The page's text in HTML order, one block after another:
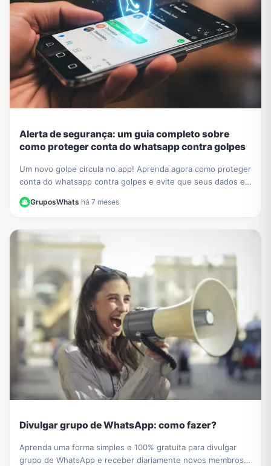
Alerta de segurança: um guia completo sobre
como proteger conta do whatsapp contra golpes
Um novo golpe circula no app! Aprenda agora como proteger
conta do whatsapp contra golpes e evite que seus dados e
GruposWhats·há 7 meses
Divulgar grupo de WhatsApp: como fazer?
Aprenda uma forma simples e 100% gratuita para divulgar
grupo de WhatsApp e receber diariamente novos membros e